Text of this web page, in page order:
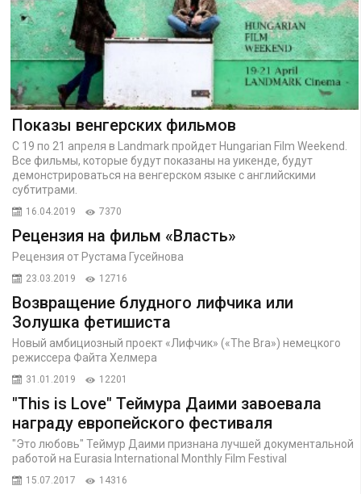
Показы венгерских фильмов
С 19 по 21 апреля в Landmark пройдет Hungarian Film Weekend.
Все фильмы, которые будут показаны на уикенде, будут
демонстрироваться на венгерском языке с английскими
субтитрами.
16.04.2019 7370
Рецензия на фильм «Власть»
Рецензия от Рустама Гусейнова
23.03.2019 12716
Возвращение блудного лифчика или
Золушка фетишиста
Новый амбициозный проект «Лифчик» («The Bra») немецкого
режиссера Файта Хелмера
31.01.2019 12201
"This is Love" Теймура Даими завоевала
награду европейского фестиваля
"Это любовь" Теймур Даими признана лучшей документальной
работой на Eurasia International Monthly Film Festival
15.07.2017 14316